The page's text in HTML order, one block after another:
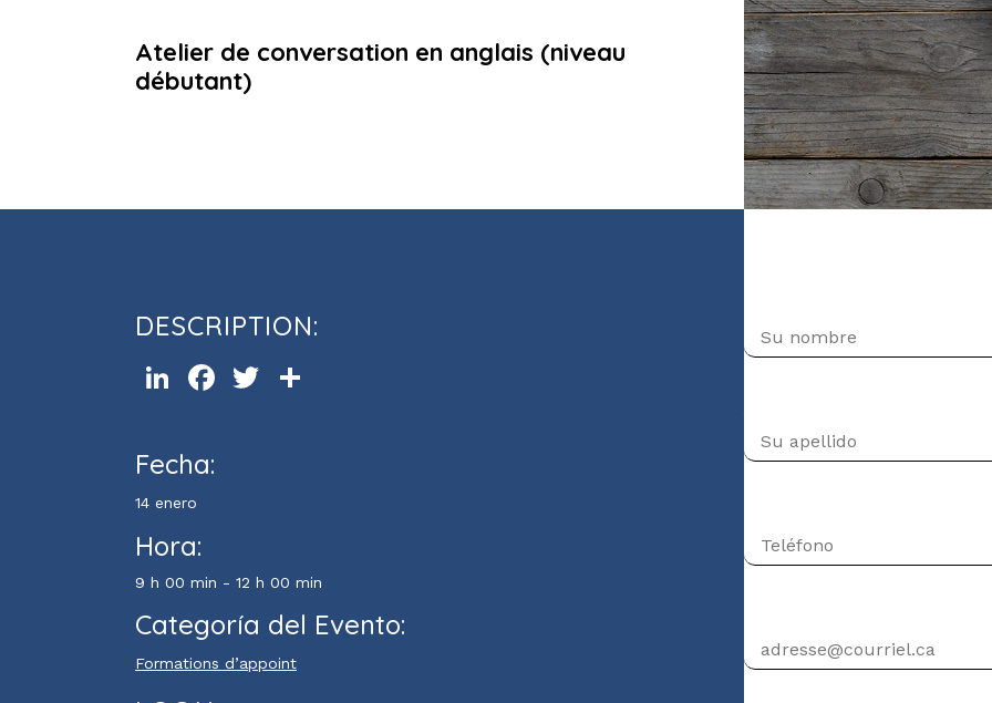
Atelier de conversation en anglais (niveau
débutant)
DESCRIPTION:
LinkedInFacebookTwitter
Fecha:
14 enero
Hora:
9 h 00 min - 12 h 00 min
Categoría del Evento:
Formations d’appoint